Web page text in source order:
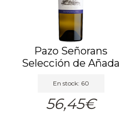
Pazo Señorans
Selección de Añada
En stock: 60
56,45€